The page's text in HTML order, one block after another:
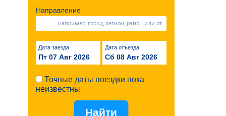
Направление
Дата заезда
Пт 07 Авг 2026
Дата отъезда
Сб 08 Авг 2026
Точные даты поездки пока
неизвестны